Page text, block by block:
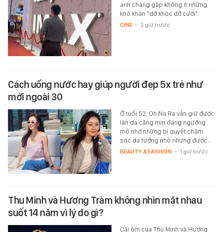
anh chàng gặp không ít những
khó khăn "dở khóc dở cười".
CINE - 2 giờ trước
Cách uống nước hay giúp người đẹp 5x trẻ như
mới ngoài 30
Ở tuổi 52, Oh Na Ra vẫn giữ được
làn da căng mịn đáng ngưỡng
mộ nhờ những bí quyết chăm
sóc da tưởng nhỏ nhưng được…
BEAUTY & FASHION - 1 giờ trước
Thu Minh và Hương Tràm không nhìn mặt nhau
suốt 14 năm vì lý do gì?
Cái ôm của Thu Minh và Hương